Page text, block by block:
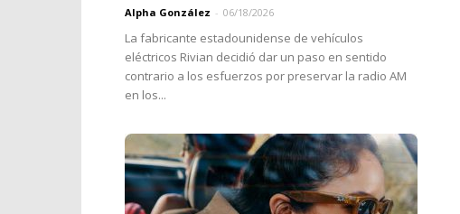
Alpha González - 06/18/2026
La fabricante estadounidense de vehículos
eléctricos Rivian decidió dar un paso en sentido
contrario a los esfuerzos por preservar la radio AM
en los...